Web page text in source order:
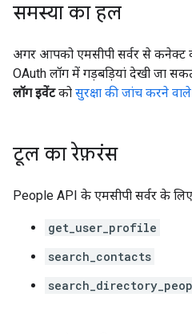
समस्या का हल
अगर आपको एमसीपी सर्वर से कनेक्ट
OAuth लॉग में गड़बड़ियां देखी जा
लॉग इवेंटको सुरक्षा की जांच करने
टूल का रेफ़रंस
People API के एमसीपी सर्वर के
get_user_profile
search_contacts